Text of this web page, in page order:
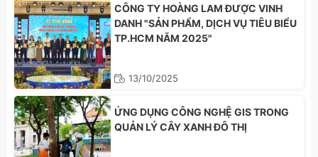
CÔNG TY HOÀNG LAM ĐƯỢC VINH
DANH "SẢN PHẨM, DỊCH VỤ TIÊU BIỂU
TP.HCM NĂM 2025"
13/10/2025
ỨNG DỤNG CÔNG NGHỆ GIS TRONG
QUẢN LÝ CÂY XANH ĐÔ THỊ